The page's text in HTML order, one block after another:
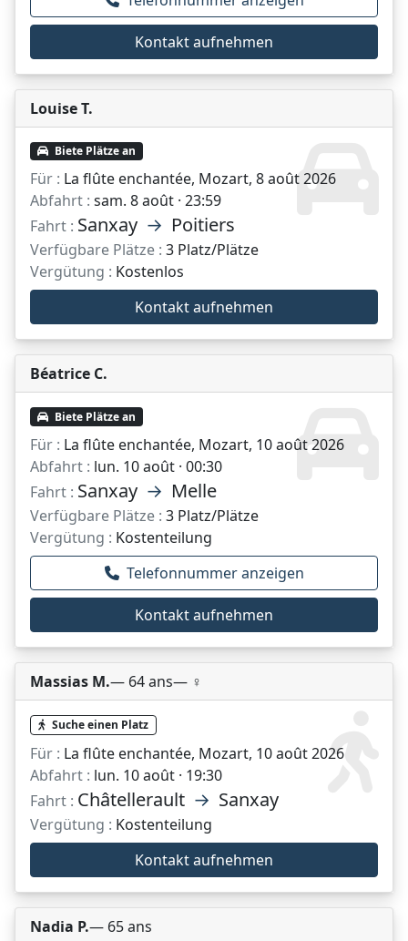
Kontakt aufnehmen
Louise T.
Biete Plätze an
Für : La flûte enchantée, Mozart, 8 août 2026
Abfahrt : sam. 8 août · 23:59
Fahrt : Sanxay → Poitiers
Verfügbare Plätze : 3 Platz/Plätze
Vergütung : Kostenlos
Kontakt aufnehmen
Béatrice C.
Biete Plätze an
Für : La flûte enchantée, Mozart, 10 août 2026
Abfahrt : lun. 10 août · 00:30
Fahrt : Sanxay → Melle
Verfügbare Plätze : 3 Platz/Plätze
Vergütung : Kostenteilung
Telefonnummer anzeigen
Kontakt aufnehmen
Massias M.— 64 ans— ♀️
Suche einen Platz
Für : La flûte enchantée, Mozart, 10 août 2026
Abfahrt : lun. 10 août · 19:30
Fahrt : Châtellerault → Sanxay
Vergütung : Kostenteilung
Kontakt aufnehmen
Nadia P.— 65 ans